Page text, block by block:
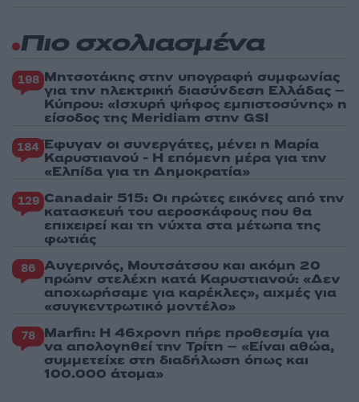
Πιο σχολιασμένα
198 Μητσοτάκης στην υπογραφή συμφωνίας
για την ηλεκτρική διασύνδεση Ελλάδας –
Κύπρου: «Ισχυρή ψήφος εμπιστοσύνης» η
είσοδος της Meridiam στην GSI
184 Έφυγαν οι συνεργάτες, μένει η Μαρία
Καρυστιανού - Η επόμενη μέρα για την
«Ελπίδα για τη Δημοκρατία»
129 Canadair 515: Οι πρώτες εικόνες από την
κατασκευή του αεροσκάφους που θα
επιχειρεί και τη νύχτα στα μέτωπα της
φωτιάς
86 Αυγερινός, Μουτσάτσου και ακόμη 20
πρώην στελέχη κατά Καρυστιανού: «Δεν
αποχωρήσαμε για καρέκλες», αιχμές για
«συγκεντρωτικό μοντέλο»
78 Marfin: Η 46χρονη πήρε προθεσμία για
να απολογηθεί την Τρίτη – «Είναι αθώα,
συμμετείχε στη διαδήλωση όπως και
100.000 άτομα»